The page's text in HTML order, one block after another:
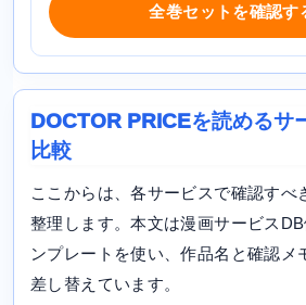
全巻セットを確認す
DOCTOR PRICEを読めるサ
比較
ここからは、各サービスで確認すべ
整理します。本文は漫画サービス
ンプレートを使い、作品名と確認メ
差し替えています。